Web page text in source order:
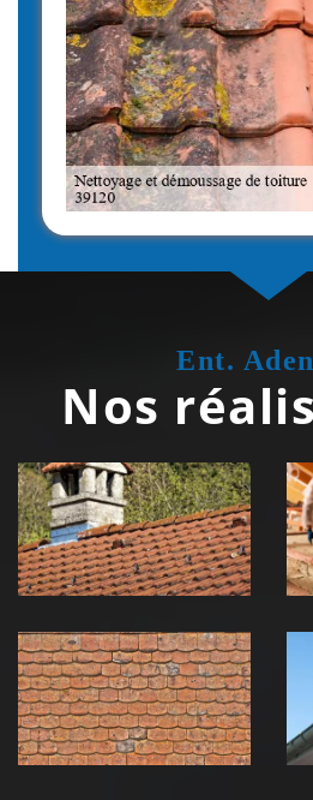
Ent.
Nos
Couvreur
zingueur 39
Jura
démoussage de
toiture 39
Jura